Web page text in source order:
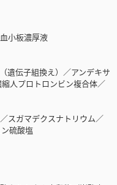
小板濃厚液
遺伝子組換え）／アンデキサ
人プロトロンビン複合体／
スガマデクスナトリウム／
硫酸塩